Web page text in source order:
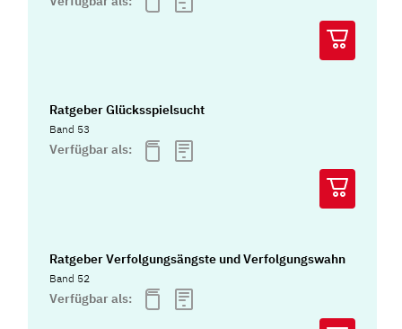
Ratgeber Glücksspielsucht
Band 53
Verfügbar als:
Ratgeber Verfolgungsängste und Verfolgungswahn
Band 52
Verfügbar als: